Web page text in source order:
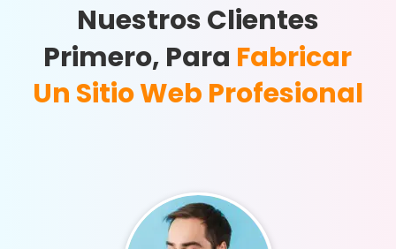
Nuestros Clientes
Primero, Para Fabricar
Un Sitio Web Profesional